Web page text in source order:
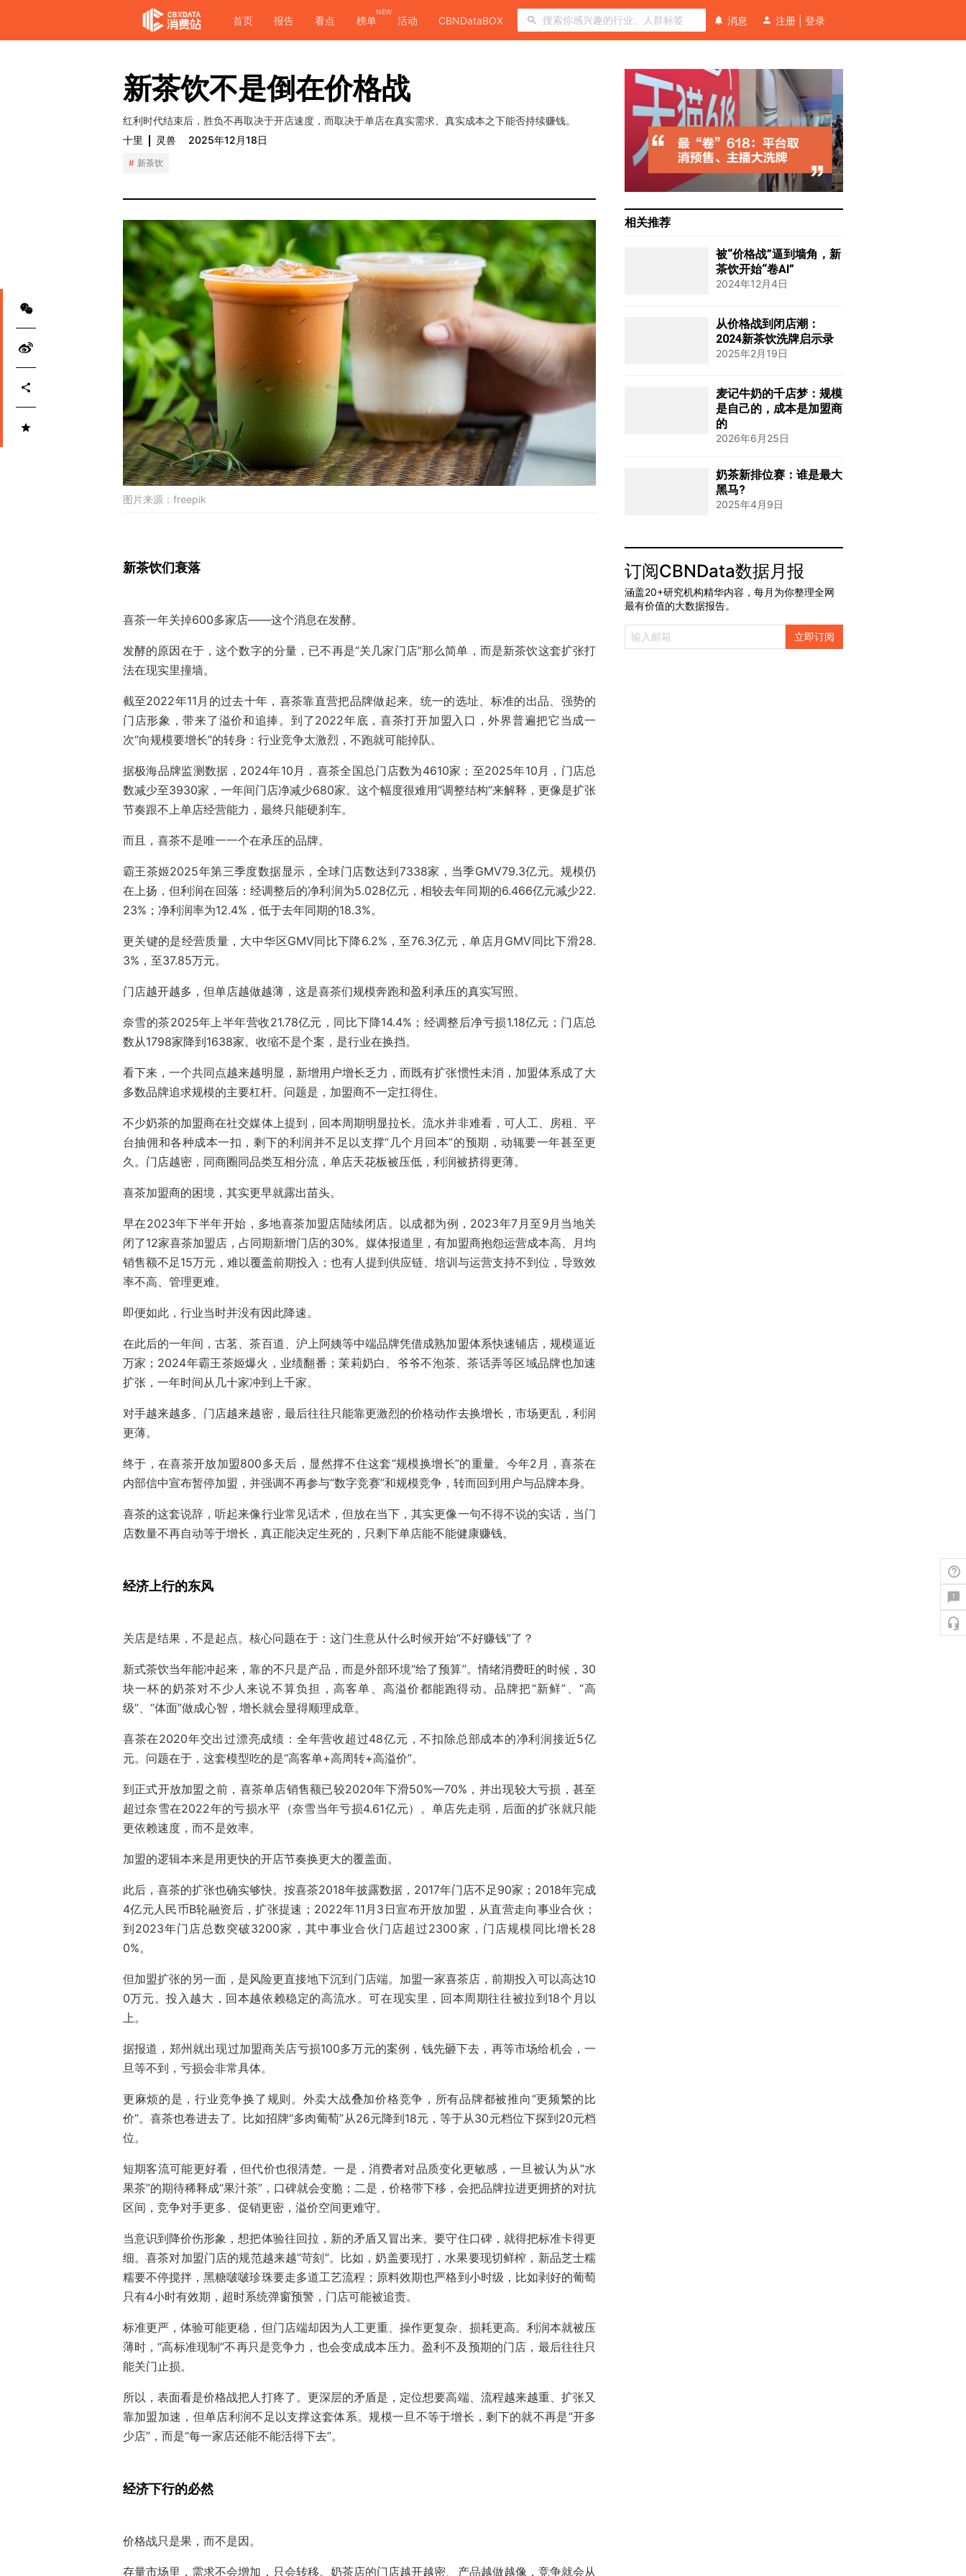
首页 报告 看点 榜单
NEW
活动 CBNDataBOX 消息 注册 登录
新茶饮不是倒在价格战
红利时代结束后，胜负不再取决于开店速度，而取决于单店在真实需求、真实成本之下能否持续赚钱。
十里
灵兽 2025年12月18日
新茶饮
图片来源： freepik
新茶饮们衰落
喜茶一年关掉600多家店——这个消息在发酵。
发酵的原因在于，这个数字的分量，已不再是“关几家门店”那么简单，而是新茶饮这套扩张打
法在现实里撞墙。
截至2022年11月的过去十年，喜茶靠直营把品牌做起来。统一的选址、标准的出品、强势的
门店形象，带来了溢价和追捧。到了2022年底，喜茶打开加盟入口，外界普遍把它当成一
次“向规模要增长”的转身：行业竞争太激烈，不跑就可能掉队。
据极海品牌监测数据，2024年10月，喜茶全国总门店数为4610家；至2025年10月，门店总
数减少至3930家，一年间门店净减少680家。这个幅度很难用“调整结构”来解释，更像是扩张
节奏跟不上单店经营能力，最终只能硬刹车。
而且，喜茶不是唯一一个在承压的品牌。
霸王茶姬2025年第三季度数据显示，全球门店数达到7338家，当季GMV79.3亿元。规模仍
在上扬，但利润在回落：经调整后的净利润为5.028亿元，相较去年同期的6.466亿元减少22.
23%；净利润率为12.4%，低于去年同期的18.3%。
更关键的是经营质量，大中华区GMV同比下降6.2%，至76.3亿元，单店月GMV同比下滑28.
3%，至37.85万元。
门店越开越多，但单店越做越薄，这是喜茶们规模奔跑和盈利承压的真实写照。
奈雪的茶2025年上半年营收21.78亿元，同比下降14.4%；经调整后净亏损1.18亿元；门店总
数从1798家降到1638家。收缩不是个案，是行业在换挡。
看下来，一个共同点越来越明显，新增用户增长乏力，而既有扩张惯性未消，加盟体系成了大
多数品牌追求规模的主要杠杆。问题是，加盟商不一定扛得住。
不少奶茶的加盟商在社交媒体上提到，回本周期明显拉长。流水并非难看，可人工、房租、平
台抽佣和各种成本一扣，剩下的利润并不足以支撑“几个月回本”的预期，动辄要一年甚至更
久。门店越密，同商圈同品类互相分流，单店天花板被压低，利润被挤得更薄。
喜茶加盟商的困境，其实更早就露出苗头。
早在2023年下半年开始，多地喜茶加盟店陆续闭店。以成都为例，2023年7月至9月当地关
闭了12家喜茶加盟店，占同期新增门店的30%。媒体报道里，有加盟商抱怨运营成本高、月均
销售额不足15万元，难以覆盖前期投入；也有人提到供应链、培训与运营支持不到位，导致效
率不高、管理更难。
即便如此，行业当时并没有因此降速。
在此后的一年间，古茗、茶百道、沪上阿姨等中端品牌凭借成熟加盟体系快速铺店，规模逼近
万家；2024年霸王茶姬爆火，业绩翻番；茉莉奶白、爷爷不泡茶、茶话弄等区域品牌也加速
扩张，一年时间从几十家冲到上千家。
对手越来越多、门店越来越密，最后往往只能靠更激烈的价格动作去换增长，市场更乱，利润
更薄。
终于，在喜茶开放加盟800多天后，显然撑不住这套“规模换增长”的重量。今年2月，喜茶在
内部信中宣布暂停加盟，并强调不再参与“数字竞赛”和规模竞争，转而回到用户与品牌本身。
喜茶的这套说辞，听起来像行业常见话术，但放在当下，其实更像一句不得不说的实话，当门
店数量不再自动等于增长，真正能决定生死的，只剩下单店能不能健康赚钱。
经济上行的东风
关店是结果，不是起点。核心问题在于：这门生意从什么时候开始“不好赚钱”了？
新式茶饮当年能冲起来，靠的不只是产品，而是外部环境“给了预算”。情绪消费旺的时候，30
块一杯的奶茶对不少人来说不算负担，高客单、高溢价都能跑得动。品牌把“新鲜”、“高
级”、“体面”做成心智，增长就会显得顺理成章。
喜茶在2020年交出过漂亮成绩：全年营收超过48亿元，不扣除总部成本的净利润接近5亿
元。问题在于，这套模型吃的是“高客单+高周转+高溢价”。
到正式开放加盟之前，喜茶单店销售额已较2020年下滑50%—70%，并出现较大亏损，甚至
超过奈雪在2022年的亏损水平（奈雪当年亏损4.61亿元）。单店先走弱，后面的扩张就只能
更依赖速度，而不是效率。
加盟的逻辑本来是用更快的开店节奏换更大的覆盖面。
此后，喜茶的扩张也确实够快。按喜茶2018年披露数据，2017年门店不足90家；2018年完成
4亿元人民币B轮融资后，扩张提速；2022年11月3日宣布开放加盟，从直营走向事业合伙；
到2023年门店总数突破3200家，其中事业合伙门店超过2300家，门店规模同比增长28
0%。
但加盟扩张的另一面，是风险更直接地下沉到门店端。加盟一家喜茶店，前期投入可以高达10
0万元。投入越大，回本越依赖稳定的高流水。可在现实里，回本周期往往被拉到18个月以
上。
据报道，郑州就出现过加盟商关店亏损100多万元的案例，钱先砸下去，再等市场给机会，一
旦等不到，亏损会非常具体。
更麻烦的是，行业竞争换了规则。外卖大战叠加价格竞争，所有品牌都被推向“更频繁的比
价”。喜茶也卷进去了。比如招牌“多肉葡萄”从26元降到18元，等于从30元档位下探到20元档
位。
短期客流可能更好看，但代价也很清楚。一是，消费者对品质变化更敏感，一旦被认为从“水
果茶”的期待稀释成“果汁茶”，口碑就会变脆；二是，价格带下移，会把品牌拉进更拥挤的对抗
区间，竞争对手更多、促销更密，溢价空间更难守。
当意识到降价伤形象，想把体验往回拉，新的矛盾又冒出来。要守住口碑，就得把标准卡得更
细。喜茶对加盟门店的规范越来越“苛刻”。比如，奶盖要现打，水果要现切鲜榨，新品芝士糯
糯要不停搅拌，黑糖啵啵珍珠要走多道工艺流程；原料效期也严格到小时级，比如剥好的葡萄
只有4小时有效期，超时系统弹窗预警，门店可能被追责。
标准更严，体验可能更稳，但门店端却因为人工更重、操作更复杂、损耗更高。利润本就被压
薄时，“高标准现制”不再只是竞争力，也会变成成本压力。盈利不及预期的门店，最后往往只
能关门止损。
所以，表面看是价格战把人打疼了。更深层的矛盾是，定位想要高端、流程越来越重、扩张又
靠加盟加速，但单店利润不足以支撑这套体系。规模一旦不等于增长，剩下的就不再是“开多
少店”，而是“每一家店还能不能活得下去”。
经济下行的必然
价格战只是果，而不是因。
存量市场里，需求不会增加，只会转移。奶茶店的门店越开越密、产品越做越像，竞争就会从
相关推荐
被“价格战”逼到墙角，新
茶饮开始“卷AI”
2024年12月4日
从价格战到闭店潮：
2024新茶饮洗牌启示录
2025年2月19日
麦记牛奶的千店梦：规模
是自己的，成本是加盟商
的
2026年6月25日
奶茶新排位赛：谁是最大
黑马?
2025年4月9日
订阅CBNData数据月报
涵盖20+研究机构精华内容，每月为你整理全网
最有价值的大数据报告。
立即订阅